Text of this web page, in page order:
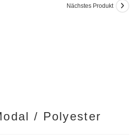
Nächstes Produkt
/ Polyester